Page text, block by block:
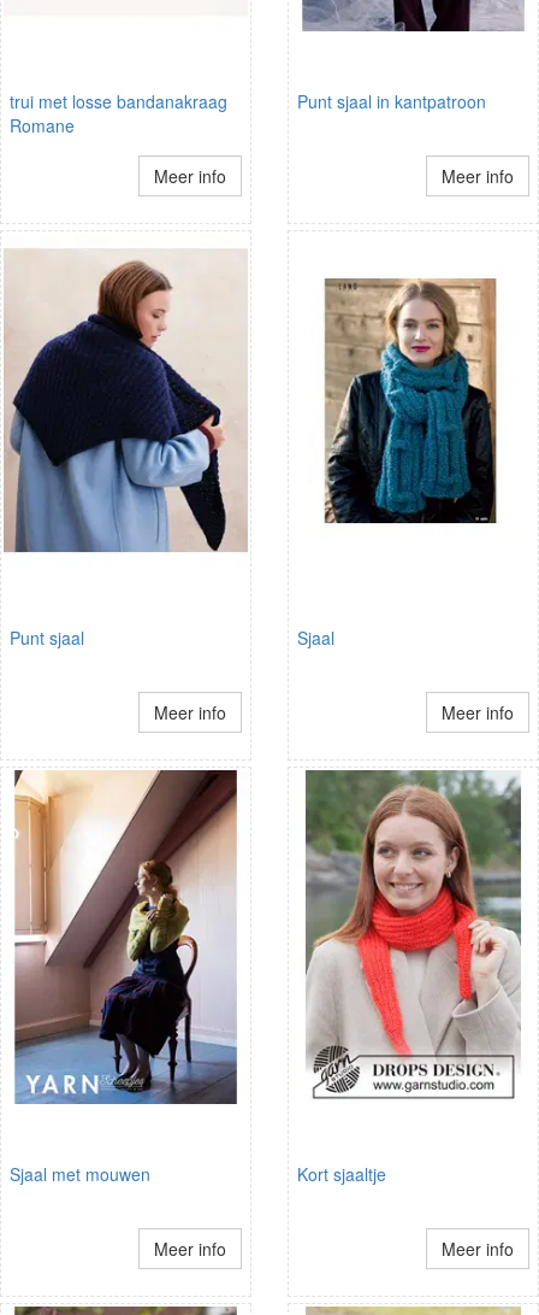
trui met losse bandanakraag
Romane
Meer info
Punt sjaal in kantpatroon
Meer info
Punt sjaal
Meer info
Sjaal
Meer info
Sjaal met mouwen
Meer info
Kort sjaaltje
Meer info